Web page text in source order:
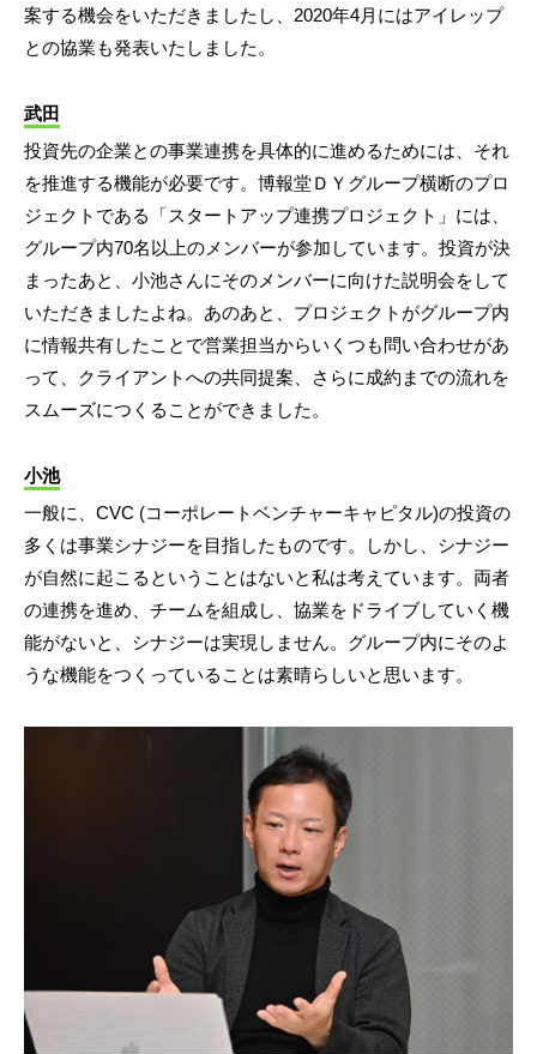
案する機会をいただきましたし、2020年4月にはアイレップ
との協業も発表いたしました。
武田
投資先の企業との事業連携を具体的に進めるためには、それ
を推進する機能が必要です。博報堂ＤＹグループ横断のプロ
ジェクトである「スタートアップ連携プロジェクト」には、
グループ内70名以上のメンバーが参加しています。投資が決
まったあと、小池さんにそのメンバーに向けた説明会をして
いただきましたよね。あのあと、プロジェクトがグループ内
に情報共有したことで営業担当からいくつも問い合わせがあ
って、クライアントへの共同提案、さらに成約までの流れを
スムーズにつくることができました。
小池
一般に、CVC (コーポレートベンチャーキャピタル)の投資の
多くは事業シナジーを目指したものです。しかし、シナジー
が自然に起こるということはないと私は考えています。両者
の連携を進め、チームを組成し、協業をドライブしていく機
能がないと、シナジーは実現しません。グループ内にそのよ
うな機能をつくっていることは素晴らしいと思います。